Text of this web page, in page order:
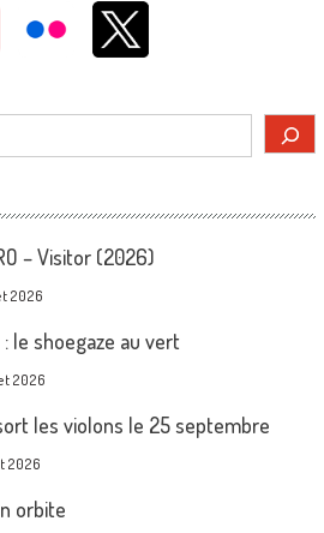
– Visitor (2026)
2026
: le shoegaze au vert
2026
les violons le 25 septembre
2026
orbite